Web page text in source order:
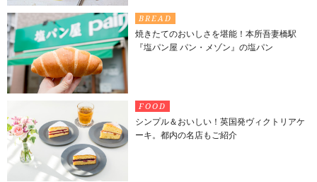
BREAD
焼きたてのおいしさを堪能！本所吾妻橋駅
『塩パン屋 パン・メゾン』の塩パン
FOOD
シンプル＆おいしい！英国発ヴィクトリアケ
ーキ。都内の名店もご紹介